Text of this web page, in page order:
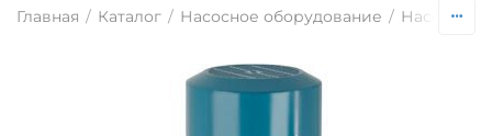
Главная / Каталог / Насосное оборудование / Насосы по